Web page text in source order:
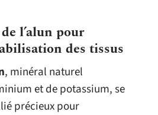
l’alun pour
des tissus
, minéral naturel
et de potassium, se
précieux pour